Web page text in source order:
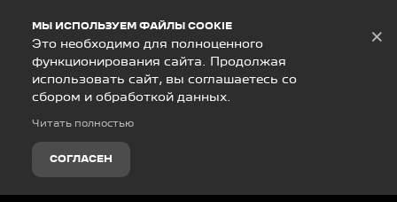
МЫ ИСПОЛЬЗУЕМ ФАЙЛЫ COOKIE
Это необходимо для полноценного
функционирования сайта. Продолжая
использовать сайт, вы соглашаетесь со
сбором и обработкой данных.
Читать полностью
СОГЛАСЕН
×